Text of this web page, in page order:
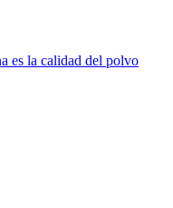
es la calidad del polvo